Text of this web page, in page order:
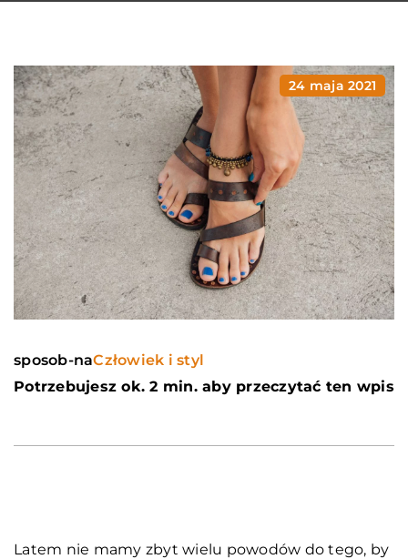
24 maja 2021
sposob-naCzłowiek i styl
Potrzebujesz ok. 2 min. aby przeczytać ten wpis
Latem nie mamy zbyt wielu powodów do tego, by